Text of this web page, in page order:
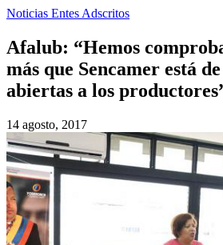
Noticias Entes Adscritos
Afalub: “Hemos
más que Sencamer está
abiertas a los
14 agosto, 2017